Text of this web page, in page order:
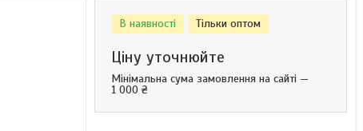
В наявності Тільки оптом
Ціну уточнюйте
Мінімальна сума замовлення на сайті —
1 000 ₴